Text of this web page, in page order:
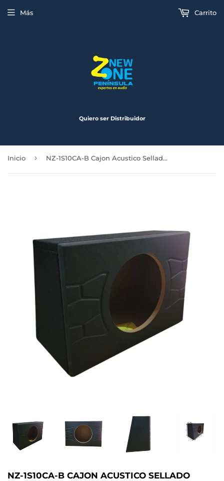
Quiero ser Distribuidor
Más Carrito
Inicio › NZ-1S10CA-B Cajon Acustico Sellado Para Subwoofer de 10 Pulgadas Color Negro Mdf de 15
NZ-1S10CA-B CAJON ACUSTICO SELLADO